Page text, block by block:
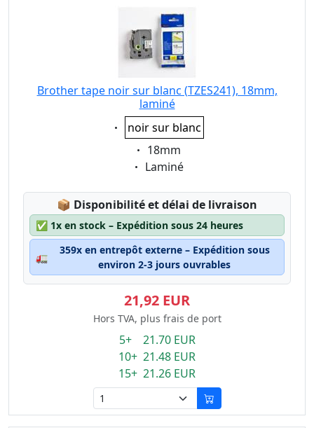
Brother tape noir sur blanc (TZES241), 18mm,
laminé
Eigenschaft:
noir sur blanc
Eigenschaft:
18mm
Eigenschaft:
Laminé
📦 Lagerstatus:
Disponibilité et délai de livraison
✅ 1x en stock – Expédition sous 24 heures
🚛
359x en entrepôt externe – Expédition sous
environ 2-3 jours ouvrables
21,92 EUR
Hors TVA, plus frais de port
5+ 21.70 EUR
10+ 21.48 EUR
15+ 21.26 EUR